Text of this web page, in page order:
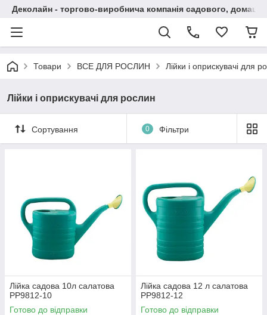
Деколайн - торгово-виробнича компанія садового,
Товари ВСЕ ДЛЯ РОСЛИН Лійки і оприскувачі для
Лійки і оприскувачі для рослин
Сортування 0 Фільтри
Лійка садова 10л салатова
PP9812-10
Готово до відправки
Лійка садова 12 л салатова
PP9812-12
Готово до відправки